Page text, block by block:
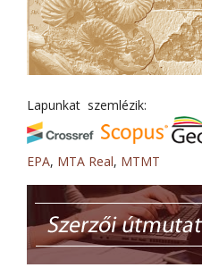
Lapunkat szemlézik:
EPA, MTA Real, MTMT